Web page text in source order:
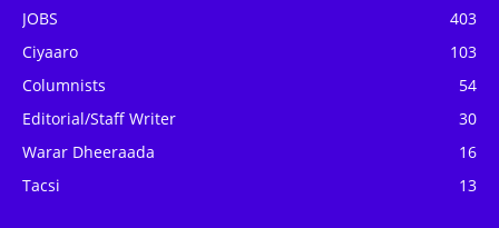
JOBS
403
Ciyaaro
103
Columnists
54
Editorial/Staff Writer
30
Warar Dheeraada
16
Tacsi
13